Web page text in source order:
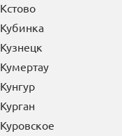
Кстово
Кубинка
Кузнецк
Кумертау
Кунгур
Курган
Куровское